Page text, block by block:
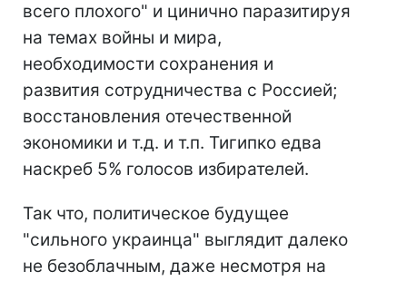
всего плохого" и цинично паразитируя
на темах войны и мира,
необходимости сохранения и
развития сотрудничества с Россией;
восстановления отечественной
экономики и т.д. и т.п. Тигипко едва
наскреб 5% голосов избирателей.
Так что, политическое будущее
"сильного украинца" выглядит далеко
не безоблачным, даже несмотря на